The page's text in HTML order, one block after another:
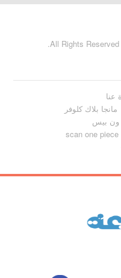
عنا
مانجا بلاك كلوفر
ون بيس
scan one piece